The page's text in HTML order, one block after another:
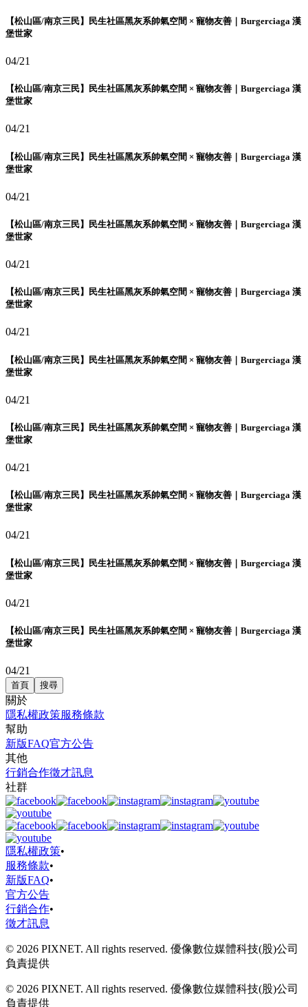
【松山區/南京三民】民生社區黑灰系帥氣空間 × 寵物友善｜Burgerciaga 漢
堡世家
04/21
【松山區/南京三民】民生社區黑灰系帥氣空間 × 寵物友善｜Burgerciaga 漢
堡世家
04/21
【松山區/南京三民】民生社區黑灰系帥氣空間 × 寵物友善｜Burgerciaga 漢
堡世家
04/21
【松山區/南京三民】民生社區黑灰系帥氣空間 × 寵物友善｜Burgerciaga 漢
堡世家
04/21
【松山區/南京三民】民生社區黑灰系帥氣空間 × 寵物友善｜Burgerciaga 漢
堡世家
04/21
【松山區/南京三民】民生社區黑灰系帥氣空間 × 寵物友善｜Burgerciaga 漢
堡世家
04/21
【松山區/南京三民】民生社區黑灰系帥氣空間 × 寵物友善｜Burgerciaga 漢
堡世家
04/21
【松山區/南京三民】民生社區黑灰系帥氣空間 × 寵物友善｜Burgerciaga 漢
堡世家
04/21
【松山區/南京三民】民生社區黑灰系帥氣空間 × 寵物友善｜Burgerciaga 漢
堡世家
04/21
【松山區/南京三民】民生社區黑灰系帥氣空間 × 寵物友善｜Burgerciaga 漢
堡世家
04/21
首頁 搜尋
關於
隱私權政策服務條款
幫助
新版FAQ官方公告
其他
行銷合作徵才訊息
社群
隱私權政策•
服務條款•
新版FAQ•
官方公告
行銷合作•
徵才訊息
© 2026 PIXNET. All rights reserved. 優像數位媒體科技(股)公司
負責提供
© 2026 PIXNET. All rights reserved. 優像數位媒體科技(股)公司
負責提供